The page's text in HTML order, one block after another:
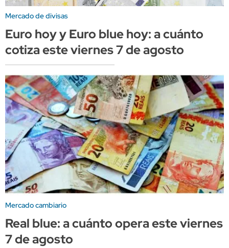
Mercado de divisas
Euro hoy y Euro blue hoy: a cuánto
cotiza este viernes 7 de agosto
Mercado cambiario
Real blue: a cuánto opera este viernes
7 de agosto